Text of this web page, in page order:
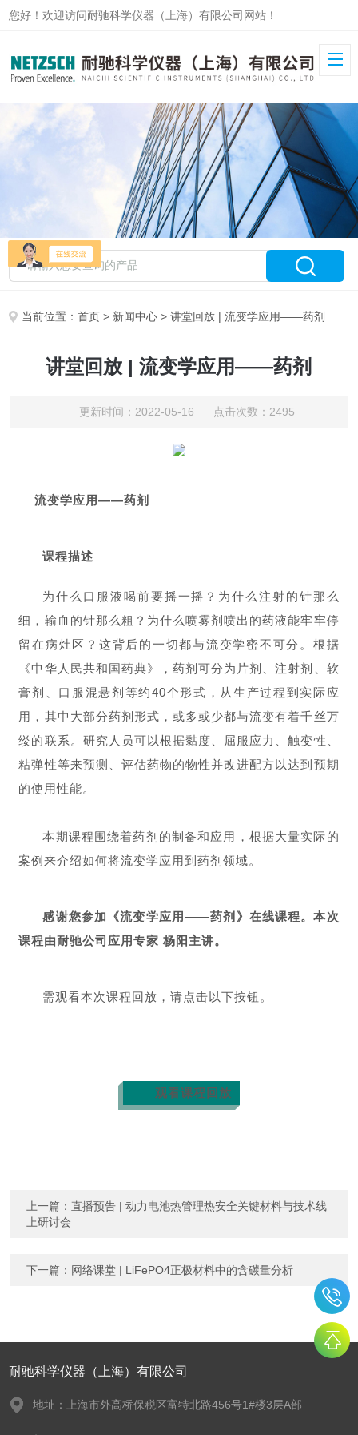
您好！欢迎访问耐驰科学仪器（上海）有限公司网站！
当前位置：首页 > 新闻中心 > 讲堂回放 | 流变学应用——药剂
讲堂回放 | 流变学应用——药剂
更新时间：2022-05-16 点击次数：2495
流变学应用——药剂
课程描述
为什么口服液喝前要摇一摇？为什么注射的针那么
细，输血的针那么粗？为什么喷雾剂喷出的药液能牢牢停
留在病灶区？这背后的一切都与流变学密不可分。根据
《中华人民共和国药典》，药剂可分为片剂、注射剂、软
膏剂、口服混悬剂等约40个形式，从生产过程到实际应
用，其中大部分药剂形式，或多或少都与流变有着千丝万
缕的联系。研究人员可以根据黏度、屈服应力、触变性、
粘弹性等来预测、评估药物的物性并改进配方以达到预期
的使用性能。
本期课程围绕着药剂的制备和应用，根据大量实际的
案例来介绍如何将流变学应用到药剂领域。
感谢您参加《流变学应用——药剂 》 在线课程。本次
课程由耐驰公司应用专家 杨阳主讲。
需观看本次课程回放，请点击以下按钮。
观看课程回放
上一篇：直播预告 | 动力电池热管理热安全关键材料与技术线
上研讨会
下一篇： 网络课堂 | LiFePO4正极材料中的含碳量分析
耐驰科学仪器（上海）有限公司
地址：上海市外高桥保税区富特北路456号1#楼3层A部